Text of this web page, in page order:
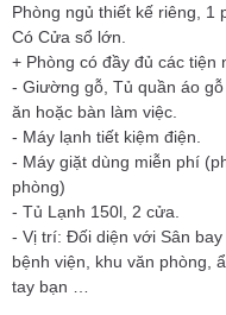
Phòng ngủ thiết kế riêng, 1
Có Cửa sổ lớn.
+ Phòng có đầy đủ các tiện
- Giường gỗ, Tủ quần áo
ăn hoặc bàn làm việc.
- Máy lạnh tiết kiệm điện.
- Máy giặt dùng miễn phí
phòng)
- Tủ Lạnh 150l, 2 cửa.
- Vị trí: Đối diện với Sân
bệnh viện, khu văn phòng,
tay bạn …